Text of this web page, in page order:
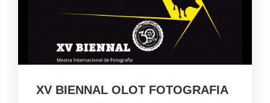
XV BIENNAL OLOT FOTOGRAFIA